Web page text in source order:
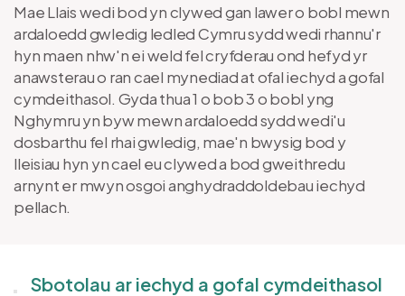
Mae Llais wedi bod yn clywed gan lawer o bobl mewn
ardaloedd gwledig ledled Cymru sydd wedi rhannu'r
hyn maen nhw'n ei weld fel cryfderau ond hefyd yr
anawsterau o ran cael mynediad at ofal iechyd a gofal
cymdeithasol. Gyda thua 1 o bob 3 o bobl yng
Nghymru yn byw mewn ardaloedd sydd wedi'u
dosbarthu fel rhai gwledig, mae'n bwysig bod y
lleisiau hyn yn cael eu clywed a bod gweithredu
arnynt er mwyn osgoi anghydraddoldebau iechyd
pellach.
Sbotolau ar iechyd a gofal cymdeithasol